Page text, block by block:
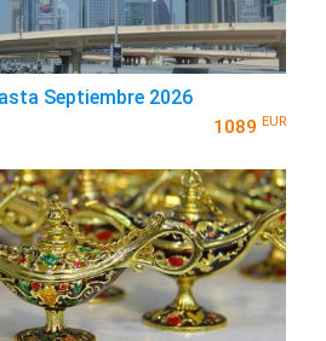
Septiembre 2026
1089 EUR